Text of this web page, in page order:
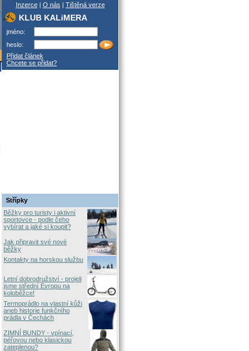
Inzerce| O nás | Tištěná verze
KLUB KALiMERA
jméno:
heslo:
Přidat článek
Chcete se přidat?
Střípky
Běžky pro turisty i aktivní
sportovce - podle čeho
vybírat a jaké si koupit?
Jak připravit své nové
běžky
Kontakty na horskou službu
Letní dobrodružství - projeli
jsme střední Evropu na
koloběžce!
Termoprádlo na vlastní kůži
aneb historie funkčního
prádla v Čechách
ZIMNÍ BUNDY - vpínací,
péřovou nebo klasickou
zateplenou?